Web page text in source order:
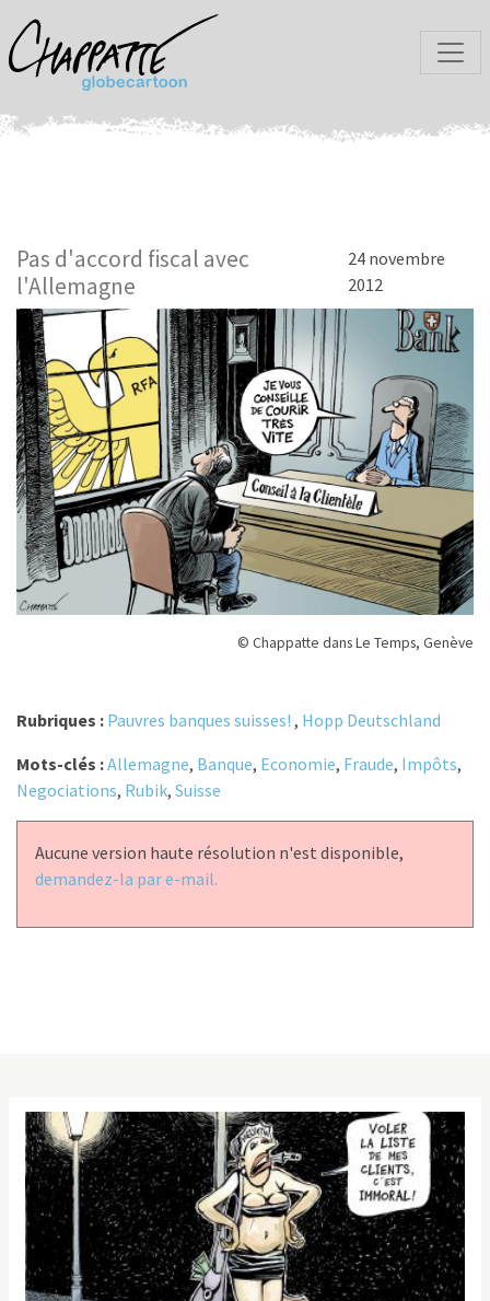
Pas d'accord fiscal avec
l'Allemagne
24 novembre
2012
© Chappatte dans Le Temps, Genève
Rubriques : Pauvres banques suisses! , Hopp Deutschland
Mots-clés :Allemagne, Banque, Economie, Fraude, Impôts,
Negociations, Rubik, Suisse
Aucune version haute résolution n'est disponible,
demandez-la par e-mail.